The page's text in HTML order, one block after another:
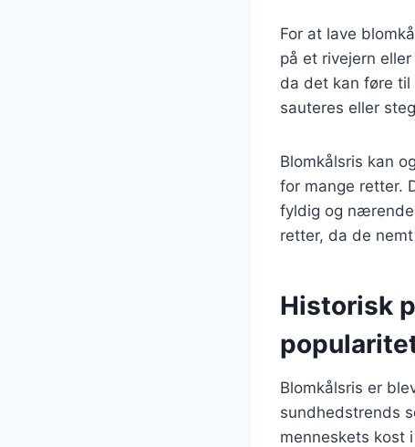
For at lave
på et rivejern
da det kan føre til
sauteres eller
Blomkålsris kan
for mange retter.
fyldig og nærende
retter, da de
Historisk
Blomkålsris er
sundhedstrends
menneskets kost